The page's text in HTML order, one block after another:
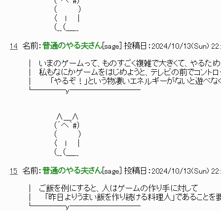
（ ）
〈 ｌ ｜
（__（＿__
14 名前： 普通のやる夫さん sage ] 投稿日： 2024/10/13(Sun)
│ いまのゲームって、ものすごく複雑で大きくて、やるため
│ 私もなにかゲームをはじめようと、テレビの前でコントロ
│ 「やるぞ！」という物凄いエネルギーがないと遊べなく
└────y─────────
∧＿∧
（´へ｀#）
（ ）
〈 ｌ ｜
（__（＿__
15 名前： 普通のやる夫さん sage ] 投稿日： 2024/10/13(Sun)
│ ご飯を例にすると、人はゲームの作り手に対して
│ 「昨日よりうまい飯を作り続ける料理人」であることを要
└────y─────────